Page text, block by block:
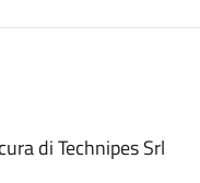
di Technipes Srl